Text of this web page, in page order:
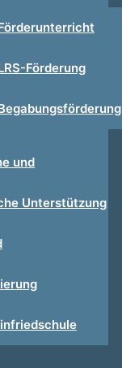
Förderung
und
Unterstützung